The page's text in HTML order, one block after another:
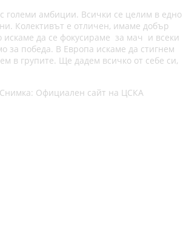
големи амбиции. Всички се целим в едно
Колективът е отличен, имаме добър
искаме да се фокусираме за мач и всеки
за победа. В Европа искаме да стигнем
в групите. Ще дадем всичко от себе си,
Официален сайт на ЦСКА